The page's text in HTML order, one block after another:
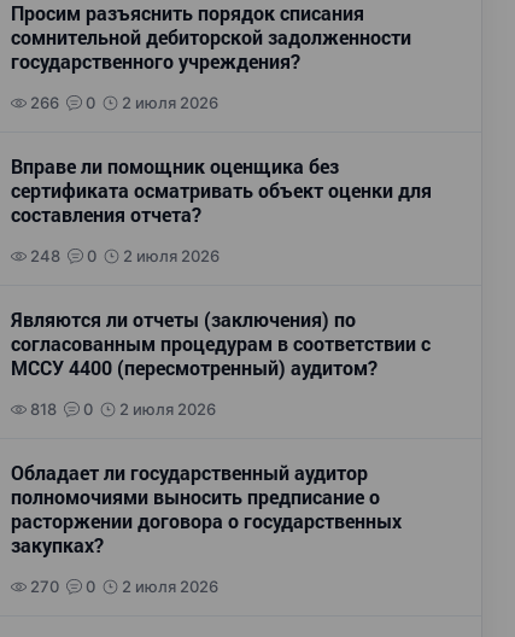
Просим разъяснить порядок списания
сомнительной дебиторской задолженности
государственного учреждения?
266 0 2 июля 2026
Вправе ли помощник оценщика без
сертификата осматривать объект оценки для
составления отчета?
248 0 2 июля 2026
Являются ли отчеты (заключения) по
согласованным процедурам в соответствии с
МССУ 4400 (пересмотренный) аудитом?
818 0 2 июля 2026
Обладает ли государственный аудитор
полномочиями выносить предписание о
расторжении договора о государственных
закупках?
270 0 2 июля 2026